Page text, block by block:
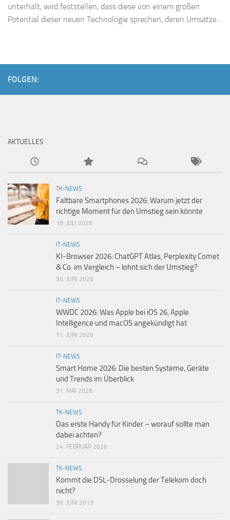
unterhält, wird feststellen, dass diese von einem großen
Potential dieser neuen Technologie sprechen, deren Umsätze...
FOLGEN:
AKTUELLES
TK-NEWS
Faltbare Smartphones 2026: Warum jetzt der
richtige Moment für den Umstieg sein könnte
18. JULI 2026
IT-NEWS
KI-Browser 2026: ChatGPT Atlas, Perplexity Comet
& Co. im Vergleich – lohnt sich der Umstieg?
30. JUNI 2026
IT-NEWS
WWDC 2026: Was Apple bei iOS 26, Apple
Intelligence und macOS angekündigt hat
11. JUNI 2026
IT-NEWS
Smart Home 2026: Die besten Systeme, Geräte
und Trends im Überblick
31. MAI 2026
TK-NEWS
Das erste Handy für Kinder – worauf sollte man
dabei achten?
24. FEBRUAR 2026
TK-NEWS
Kommt die DSL-Drosselung der Telekom doch
nicht?
30. JUNI 2013